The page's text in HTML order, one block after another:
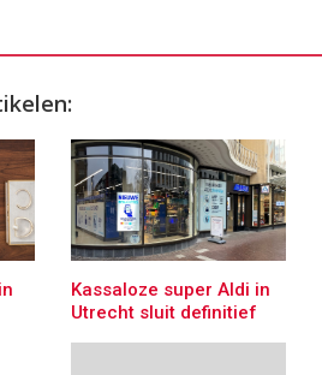
Kassaloze super Aldi in
Utrecht sluit definitief